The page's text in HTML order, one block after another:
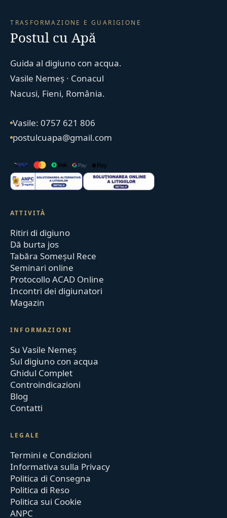
TRASFORMAZIONE E GUARIGIONE
Postul cu Apă
Guida al digiuno con acqua.
Vasile Nemeș · Conacul
Nacusi, Fieni, România.
Vasile: 0757 621 806
postulcuapa@gmail.com
ATTIVITÀ
Ritiri di digiuno
Dă burta jos
Tabăra Someșul Rece
Seminari online
Protocollo ACAD Online
Incontri dei digiunatori
Magazin
INFORMAZIONI
Su Vasile Nemeș
Sul digiuno con acqua
Ghidul Complet
Controindicazioni
Blog
Contatti
LEGALE
Termini e Condizioni
Informativa sulla Privacy
Politica di Consegna
Politica di Reso
Politica sui Cookie
ANPC